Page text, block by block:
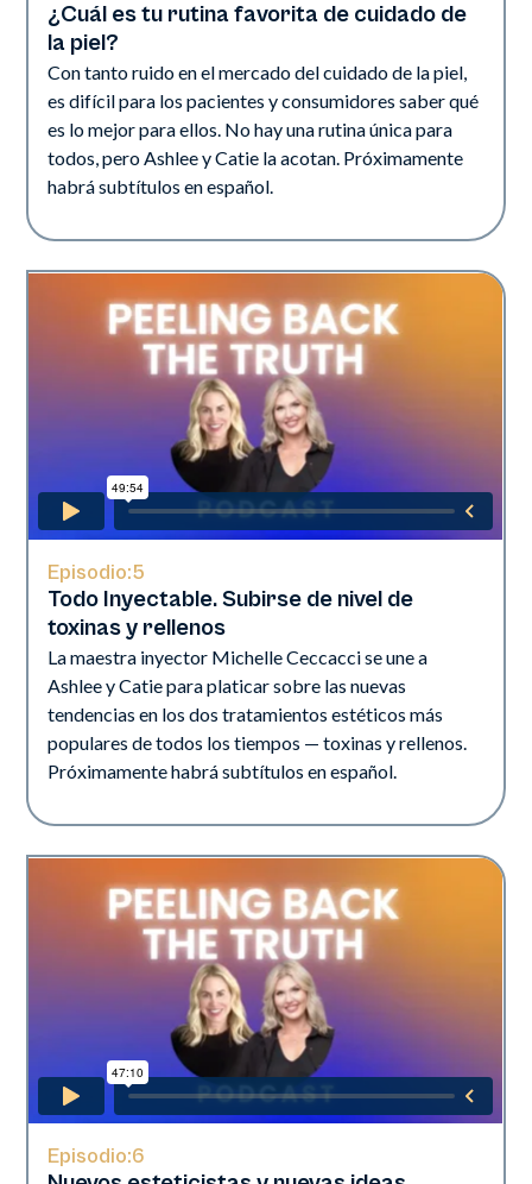
¿Cuál es tu rutina favorita de cuidado de
la piel?
Con tanto ruido en el mercado del cuidado de la piel,
es difícil para los pacientes y consumidores saber qué
es lo mejor para ellos. No hay una rutina única para
todos, pero Ashlee y Catie la acotan. Próximamente
habrá subtítulos en español.
Episodio:5
Todo Inyectable. Subirse de nivel de
toxinas y rellenos
La maestra inyector Michelle Ceccacci se une a
Ashlee y Catie para platicar sobre las nuevas
tendencias en los dos tratamientos estéticos más
populares de todos los tiempos — toxinas y rellenos.
Próximamente habrá subtítulos en español.
Episodio:6